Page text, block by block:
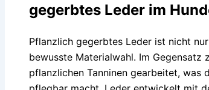
gegerbtes Leder im
Pflanzlich gegerbtes Leder ist nicht
bewusste Materialwahl. Im Gegensatz
pflanzlichen Tanninen gearbeitet,